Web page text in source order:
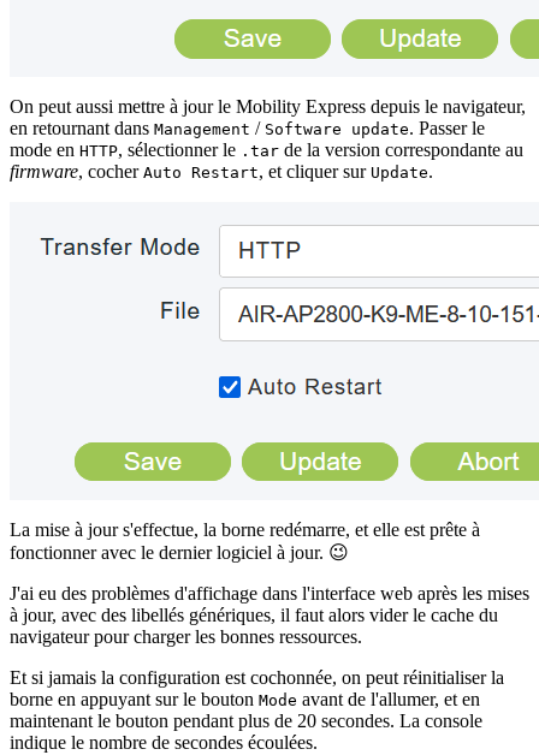
On peut aussi mettre à jour le Mobility Express depuis le navigateur,
en retournant dans Management / Software update. Passer le
mode en HTTP, sélectionner le .tar de la version correspondante au
firmware, cocher Auto Restart, et cliquer sur Update.
La mise à jour s'effectue, la borne redémarre, et elle est prête à
fonctionner avec le dernier logiciel à jour. 😉
J'ai eu des problèmes d'affichage dans l'interface web après les mises
à jour, avec des libellés génériques, il faut alors vider le cache du
navigateur pour charger les bonnes ressources.
Et si jamais la configuration est cochonnée, on peut réinitialiser la
borne en appuyant sur le bouton Mode avant de l'allumer, et en
maintenant le bouton pendant plus de 20 secondes. La console
indique le nombre de secondes écoulées.